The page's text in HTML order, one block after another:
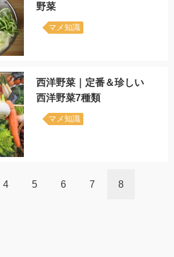
野菜
マメ知識
西洋野菜｜定番＆珍しい
西洋野菜7種類
マメ知識
4 5 6 7 8